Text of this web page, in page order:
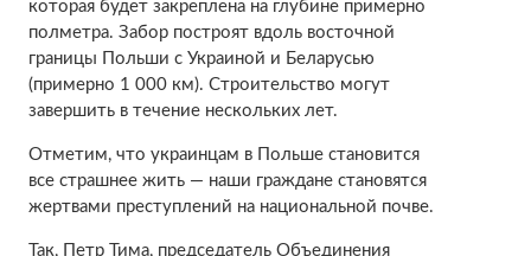
которая будет закреплена на глубине примерно
полметра. Забор построят вдоль восточной
границы Польши с Украиной и Беларусью
(примерно 1 000 км). Строительство могут
завершить в течение нескольких лет.
Отметим, что украинцам в Польше становится
все страшнее жить — наши граждане становятся
жертвами преступлений на национальной почве.
Так, Петр Тима, председатель Объединения